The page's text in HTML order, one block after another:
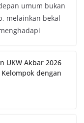
umum bukan
melainkan bekal
UKW Akbar 2026
dengan